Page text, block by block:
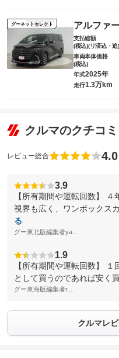
グーネットセレクト アルファ
支払総額
(税込)(リ済込・追)
車両本体価格
(税込)
年式2025年
走行1.3万km
クルマのクチコミ
レビュー総合 4.0
3.9
【所有期間や運転回数】 ４
視界も広く、ワンボックス
る
グー東北版編集者ya...
1.9
【所有期間や運転回数】
として買うのであれば安く
グー東海版編集者r....
クルマレ